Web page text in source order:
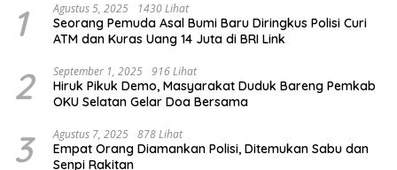
1 Agustus 5, 2025 1430 Lihat
Seorang Pemuda Asal Bumi Baru Diringkus Polisi Curi
ATM dan Kuras Uang 14 Juta di BRI Link
2 September 1, 2025 916 Lihat
Hiruk Pikuk Demo, Masyarakat Duduk Bareng Pemkab
OKU Selatan Gelar Doa Bersama
3 Agustus 7, 2025 878 Lihat
Empat Orang Diamankan Polisi, Ditemukan Sabu dan
Senpi Rakitan